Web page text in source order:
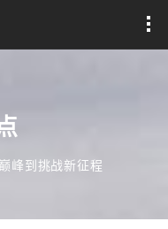
峰到挑战新征程